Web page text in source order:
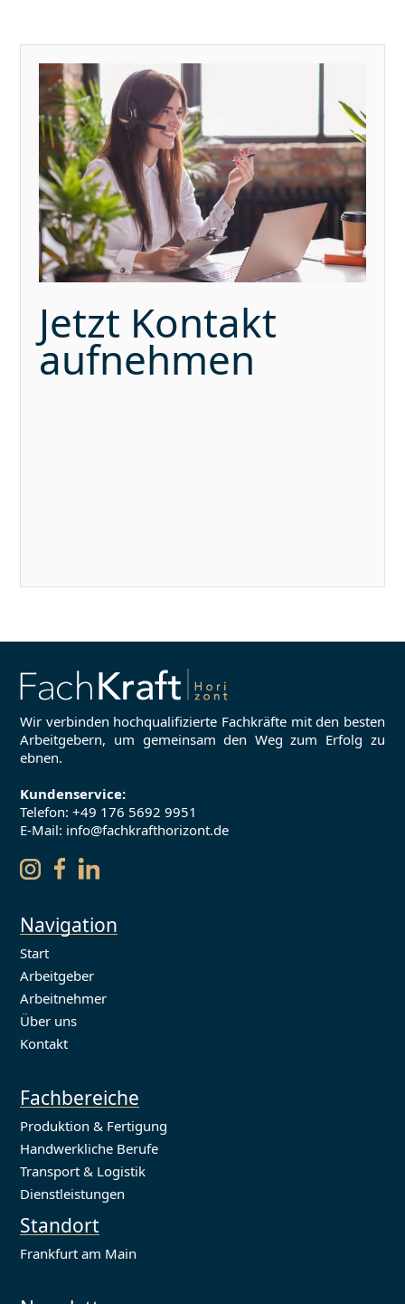
Jetzt Kontakt
aufnehmen
Wir verbinden hochqualifizierte Fachkräfte mit den besten
Arbeitgebern, um gemeinsam den Weg zum Erfolg zu
ebnen.
Kundenservice:
Telefon:+49 176 5692 9951
E-Mail: info@fachkrafthorizont.de
Navigation
Start
Arbeitgeber
Arbeitnehmer
Über uns
Kontakt
Fachbereiche
Produktion & Fertigung
Handwerkliche Berufe
Transport & Logistik
Dienstleistungen
Standort
Frankfurt am Main